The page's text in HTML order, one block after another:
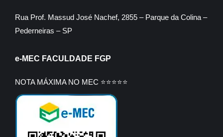
Rua Prof. Massud José Nachef, 2855 – Parque da Colina –
Pederneiras – SP
e-MEC FACULDADE FGP
NOTA MÁXIMA NO MEC ⭐⭐⭐⭐⭐